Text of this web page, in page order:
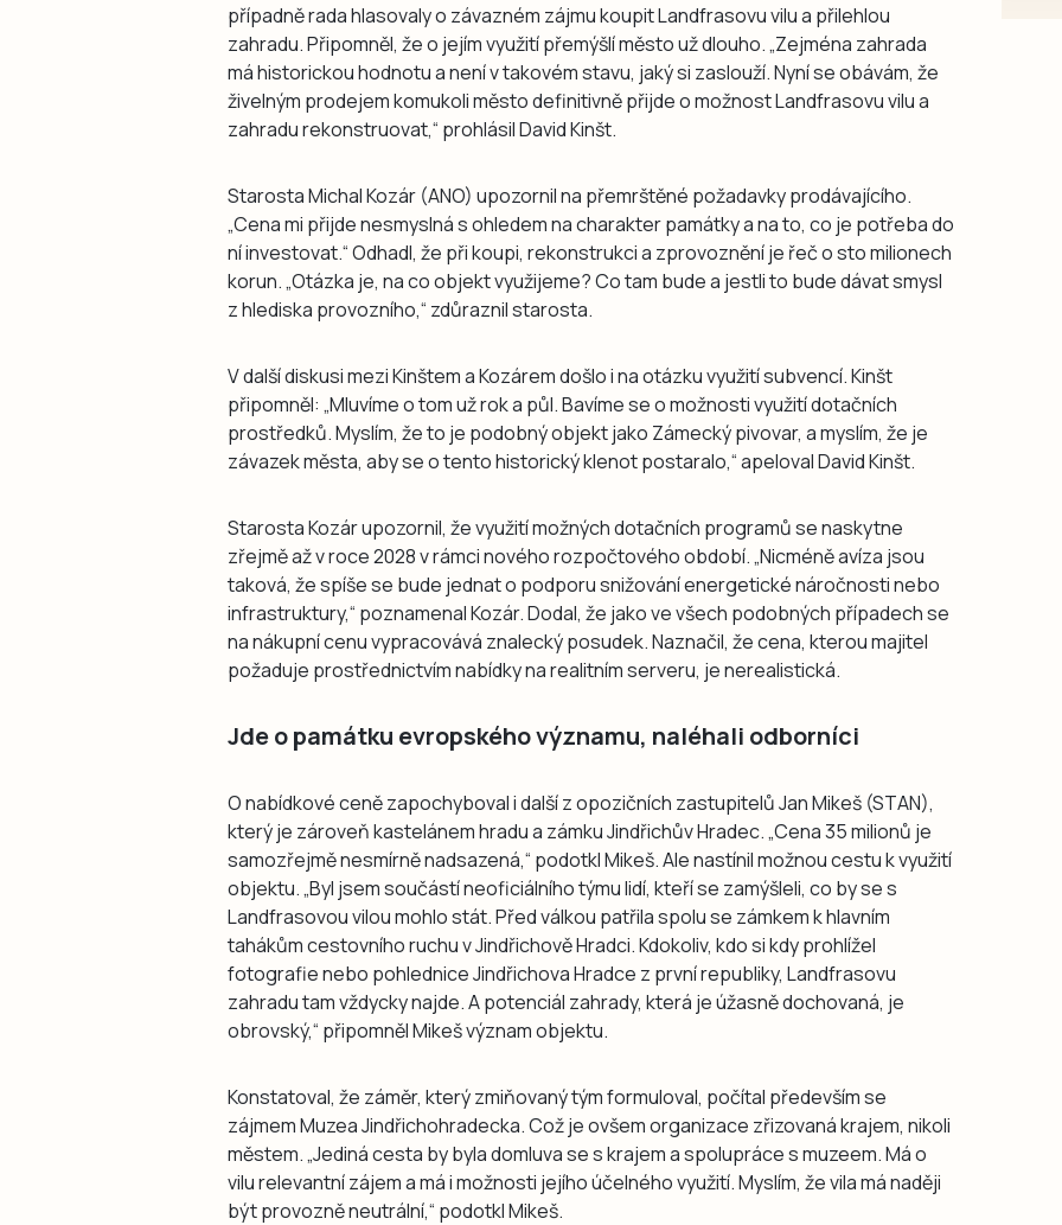
případně rada hlasovaly o závazném zájmu koupit Landfrasovu vilu a přilehlou
zahradu. Připomněl, že o jejím využití přemýšlí město už dlouho. „Zejména zahrada
má historickou hodnotu a není v takovém stavu, jaký si zaslouží. Nyní se obávám, že
živelným prodejem komukoli město definitivně přijde o možnost Landfrasovu vilu a
zahradu rekonstruovat,“ prohlásil David Kinšt.
Starosta Michal Kozár (ANO) upozornil na přemrštěné požadavky prodávajícího.
„Cena mi přijde nesmyslná s ohledem na charakter památky a na to, co je potřeba do
ní investovat.“ Odhadl, že při koupi, rekonstrukci a zprovoznění je řeč o sto milionech
korun. „Otázka je, na co objekt využijeme? Co tam bude a jestli to bude dávat smysl
z hlediska provozního,“ zdůraznil starosta.
V další diskusi mezi Kinštem a Kozárem došlo i na otázku využití subvencí. Kinšt
připomněl: „Mluvíme o tom už rok a půl. Bavíme se o možnosti využití dotačních
prostředků. Myslím, že to je podobný objekt jako Zámecký pivovar, a myslím, že je
závazek města, aby se o tento historický klenot postaralo,“ apeloval David Kinšt.
Starosta Kozár upozornil, že využití možných dotačních programů se naskytne
zřejmě až v roce 2028 v rámci nového rozpočtového období. „Nicméně avíza jsou
taková, že spíše se bude jednat o podporu snižování energetické náročnosti nebo
infrastruktury,“ poznamenal Kozár. Dodal, že jako ve všech podobných případech se
na nákupní cenu vypracovává znalecký posudek. Naznačil, že cena, kterou majitel
požaduje prostřednictvím nabídky na realitním serveru, je nerealistická.
Jde o památku evropského významu, naléhali odborníci
O nabídkové ceně zapochyboval i další z opozičních zastupitelů Jan Mikeš (STAN),
který je zároveň kastelánem hradu a zámku Jindřichův Hradec. „Cena 35 milionů je
samozřejmě nesmírně nadsazená,“ podotkl Mikeš. Ale nastínil možnou cestu k využití
objektu. „Byl jsem součástí neoficiálního týmu lidí, kteří se zamýšleli, co by se s
Landfrasovou vilou mohlo stát. Před válkou patřila spolu se zámkem k hlavním
tahákům cestovního ruchu v Jindřichově Hradci. Kdokoliv, kdo si kdy prohlížel
fotografie nebo pohlednice Jindřichova Hradce z první republiky, Landfrasovu
zahradu tam vždycky najde. A potenciál zahrady, která je úžasně dochovaná, je
obrovský,“ připomněl Mikeš význam objektu.
Konstatoval, že záměr, který zmiňovaný tým formuloval, počítal především se
zájmem Muzea Jindřichohradecka. Což je ovšem organizace zřizovaná krajem, nikoli
městem. „Jediná cesta by byla domluva se s krajem a spolupráce s muzeem. Má o
vilu relevantní zájem a má i možnosti jejího účelného využití. Myslím, že vila má naději
být provozně neutrální,“ podotkl Mikeš.